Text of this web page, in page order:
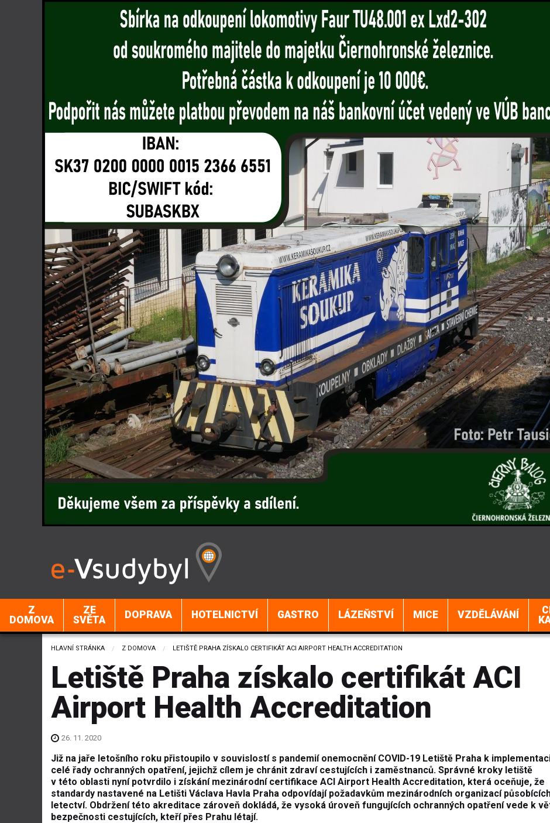
Z
DOMOVA
ZE
SVĚTA
DOPRAVA HOTELNICTVÍ GASTRO LÁZEŇSTVÍ MICE VZDĚLÁVÁNÍ
HLAVNÍ STRÁNKA Z DOMOVA CURRENT:
LETIŠTĚ PRAHA ZÍSKALO CERTIFIKÁT ACI AIRPORT HEALTH ACCREDITATION
Letiště Praha získalo certifikát ACI
Airport Health Accreditation
26. 11. 2020
Již na jaře letošního roku přistoupilo v souvislostí s pandemií onemocnění COVID-19 Letiště Praha k
celé řady ochranných opatření, jejichž cílem je chránit zdraví cestujících i zaměstnanců. Správné kroky letiště
v této oblasti nyní potvrdilo i získání mezinárodní certifikace ACI Airport Health Accreditation, která oceňuje, že
standardy nastavené na Letišti Václava Havla Praha odpovídají požadavkům mezinárodních organizací
letectví. Obdržení této akreditace zároveň dokládá, že vysoká úroveň fungujících ochranných opatření vede k
bezpečnosti cestujících, kteří přes Prahu létají.